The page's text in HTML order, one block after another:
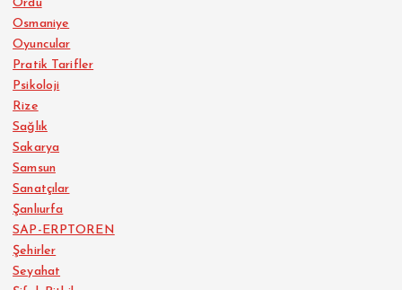
Ordu
Osmaniye
Oyuncular
Pratik Tarifler
Psikoloji
Rize
Sağlık
Sakarya
Samsun
Sanatçılar
Şanlıurfa
SAP-ERPTOREN
Şehirler
Seyahat